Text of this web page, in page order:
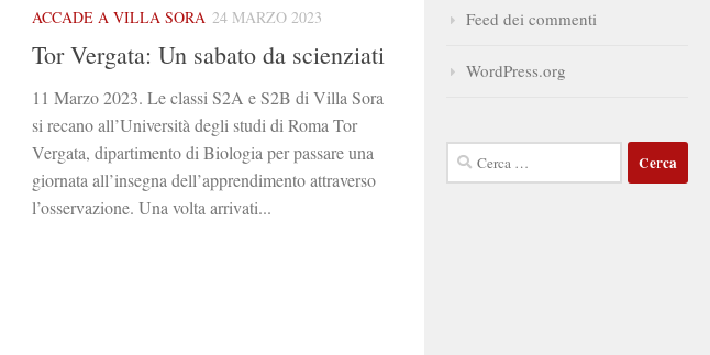
ACCADE A VILLA SORA 24 MARZO 2023
Tor Vergata: Un sabato da scienziati
11 Marzo 2023. Le classi S2A e S2B di Villa Sora
si recano all’Università degli studi di Roma Tor
Vergata, dipartimento di Biologia per passare una
giornata all’insegna dell’apprendimento attraverso
l’osservazione. Una volta arrivati...
Feed dei commenti
WordPress.org
Ricerca
per: